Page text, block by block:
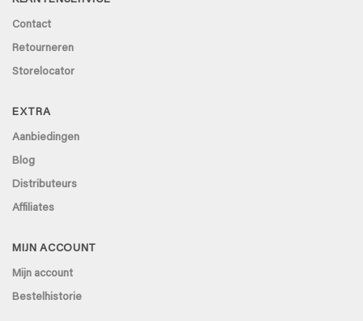
Contact
Retourneren
Storelocator
EXTRA
Aanbiedingen
Blog
Distributeurs
Affiliates
MIJN ACCOUNT
Mijn account
Bestelhistorie